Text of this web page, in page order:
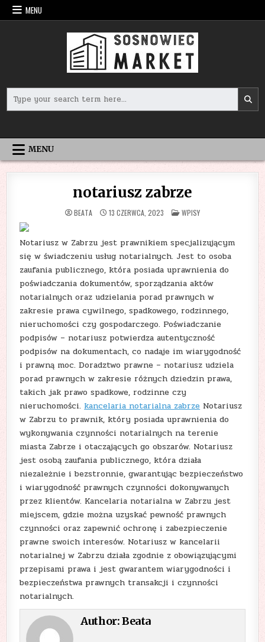
Skip
to
MENU
for:
MENU
notariusz zabrze
BEATA 13 CZERWCA, 2023 POSTED
IN
WPISY
Notariusz w Zabrzu jest prawnikiem specjalizującym
się w świadczeniu usług notarialnych. Jest to osoba
zaufania publicznego, która posiada uprawnienia do
poświadczania dokumentów, sporządzania aktów
notarialnych oraz udzielania porad prawnych w
zakresie prawa cywilnego, spadkowego, rodzinnego,
nieruchomości czy gospodarczego. Poświadczanie
podpisów – notariusz potwierdza autentyczność
podpisów na dokumentach, co nadaje im wiarygodność
i prawną moc. Doradztwo prawne – notariusz udziela
porad prawnych w zakresie różnych dziedzin prawa,
takich jak prawo spadkowe, rodzinne czy
nieruchomości. kancelaria notarialna zabrze Notariusz
w Zabrzu to prawnik, który posiada uprawnienia do
wykonywania czynności notarialnych na terenie
miasta Zabrze i otaczających go obszarów. Notariusz
jest osobą zaufania publicznego, która działa
niezależnie i bezstronnie, gwarantując bezpieczeństwo
i wiarygodność prawnych czynności dokonywanych
przez klientów. Kancelaria notarialna w Zabrzu jest
miejscem, gdzie można uzyskać pewność prawnych
czynności oraz zapewnić ochronę i zabezpieczenie
prawne swoich interesów. Notariusz w kancelarii
notarialnej w Zabrzu działa zgodnie z obowiązującymi
przepisami prawa i jest gwarantem wiarygodności i
bezpieczeństwa prawnych transakcji i czynności
notarialnych.
Author:Beata